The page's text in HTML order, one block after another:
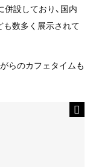
設しており、国内
数多く展示されて
らのカフェタイムも